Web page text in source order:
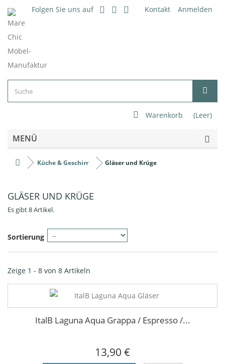
Anmelden
Kontakt
Folgen Sie uns auf
Warenkorb (Leer)
MENÜ
Küche & Geschirr Gläser und Krüge
GLÄSER UND KRÜGE
Es gibt 8 Artikel.
Sortierung
Zeige 1 - 8 von 8 Artikeln
ItalB Laguna Aqua Grappa / Espresso /...
13,90 €